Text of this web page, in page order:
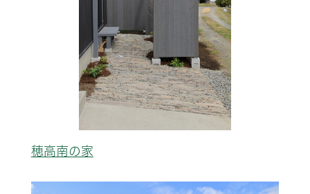
穂高南の家